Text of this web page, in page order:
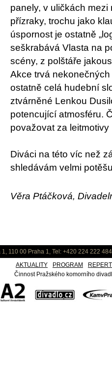
panely, v uličkách
přízraky, trochu jako
úspornost je ostatně
seškrabává Vlasta na
scény, z polštáře
Akce trvá
ostatně celá hudební
ztvárněné Lenkou
potencující atmosféru.
považovat za
Diváci na této víc než
shledávám velmi
Věra Ptáčková,
110 00 Praha 1, Tel: +420 224 222
AKTUALITY
PROGRAM
Činnost Pražského komorního